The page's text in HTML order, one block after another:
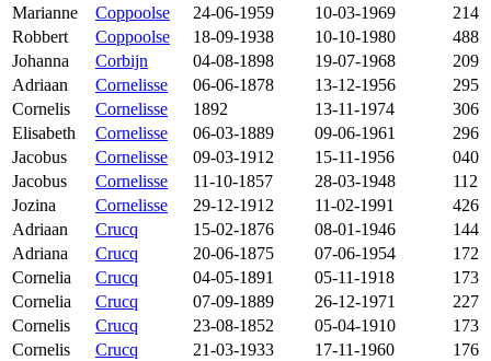
Marianne
Coppoolse 24-06-1959 10-03-1969
214
Robbert
Coppoolse 18-09-1938 10-10-1980
488
Johanna
Corbijn 04-08-1898 19-07-1968
209
Adriaan
Cornelisse 06-06-1878 13-12-1956
295
Cornelis
Cornelisse 1892 13-11-1974
306
Elisabeth
Cornelisse 06-03-1889 09-06-1961
296
Jacobus
Cornelisse 09-03-1912 15-11-1956
040
Jacobus
Cornelisse 11-10-1857 28-03-1948
112
Jozina
Cornelisse 29-12-1912 11-02-1991
426
Adriaan
Crucq 15-02-1876 08-01-1946
144
Adriana
Crucq 20-06-1875 07-06-1954
172
Cornelia
Crucq 04-05-1891 05-11-1918
173
Cornelia
Crucq 07-09-1889 26-12-1971
227
Cornelis
Crucq 23-08-1852 05-04-1910
173
Cornelis
Crucq 21-03-1933 17-11-1960
176